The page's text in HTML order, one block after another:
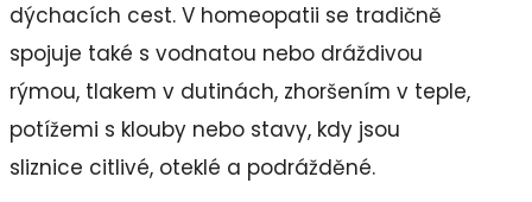
dýchacích cest. V homeopatii se tradičně
spojuje také s vodnatou nebo dráždivou
rýmou, tlakem v dutinách, zhoršením v teple,
potížemi s klouby nebo stavy, kdy jsou
sliznice citlivé, oteklé a podrážděné.